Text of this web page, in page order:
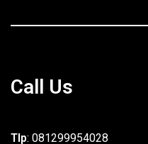
Call Us
Tlp: 081299954028